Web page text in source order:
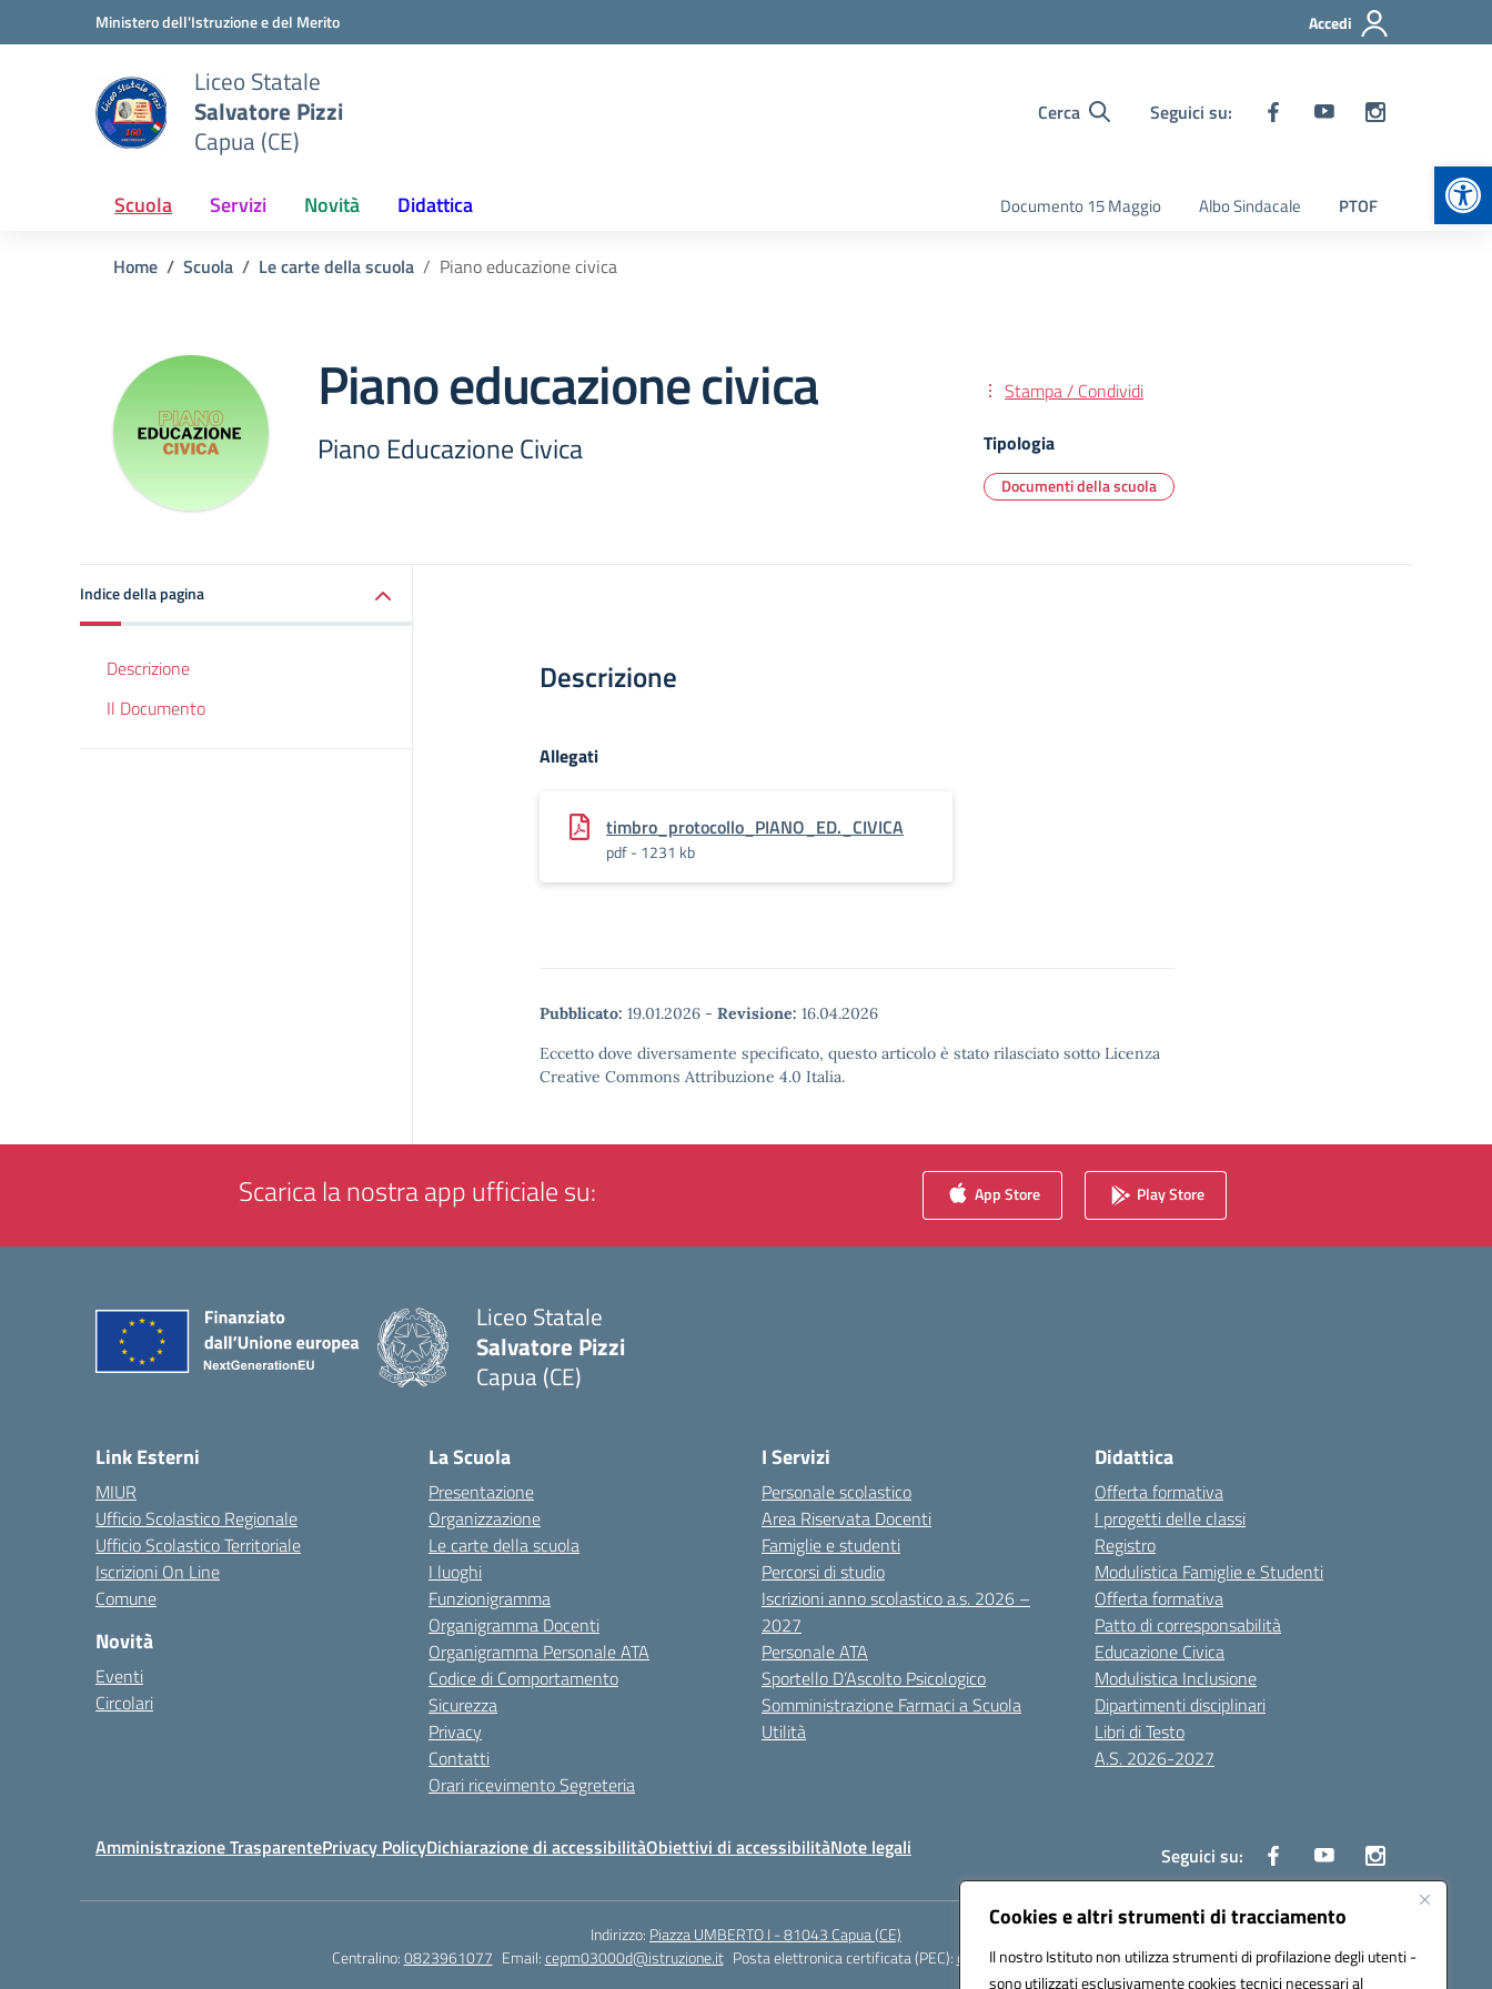
Cookies e altri strumenti di tracciamento
Il nostro Istituto non utilizza strumenti di profilazione degli utenti -
sono utilizzati esclusivamente cookies tecnici necessari al
Vai ai contenuti
Vai al menu di navigazioneMinistero dell'Istruzione e del Merito Accedi
Liceo Statale
Salvatore Pizzi
Capua (CE)
Cerca Seguici su:
Scuola Servizi Novità Didattica Documento 15 Maggio Albo Sindacale PTOF
Home Scuola Le carte della scuola Piano educazione civica
Piano educazione civica
Piano Educazione Civica
Stampa / Condividi
Tipologia
Documenti della scuola
Indice della pagina
Descrizione
Il Documento
Descrizione
Allegati
timbro_protocollo_PIANO_ED._CIVICA
pdf - 1231 kb
Pubblicato: 19.01.2026 - Revisione: 16.04.2026
Eccetto dove diversamente specificato, questo articolo è stato rilasciato sotto Licenza
Creative Commons Attribuzione 4.0 Italia.
Scarica la nostra app ufficiale su: App Store Play Store
Liceo Statale
Salvatore Pizzi
Capua (CE)
Link Esterni
MIUR
Ufficio Scolastico Regionale
Ufficio Scolastico Territoriale
Iscrizioni On Line
Comune
Novità
Eventi
Circolari
La Scuola
Presentazione
Organizzazione
Le carte della scuola
I luoghi
Funzionigramma
Organigramma Docenti
Organigramma Personale ATA
Codice di Comportamento
Sicurezza
Privacy
Contatti
Orari ricevimento Segreteria
I Servizi
Personale scolastico
Area Riservata Docenti
Famiglie e studenti
Percorsi di studio
Iscrizioni anno scolastico a.s. 2026 –
2027
Personale ATA
Sportello D’Ascolto Psicologico
Somministrazione Farmaci a Scuola
Utilità
Didattica
Offerta formativa
I progetti delle classi
Registro
Modulistica Famiglie e Studenti
Offerta formativa
Patto di corresponsabilità
Educazione Civica
Modulistica Inclusione
Dipartimenti disciplinari
Libri di Testo
A.S. 2026-2027
Amministrazione TrasparentePrivacy PolicyDichiarazione di accessibilitàObiettivi di accessibilitàNote legali Seguici su:
Indirizzo: Piazza UMBERTO I - 81043 Capua (CE)
Centralino:0823961077 Email:cepm03000d@istruzione.it Posta elettronica certificata (PEC):cepm03000d@pec.istruzione.it